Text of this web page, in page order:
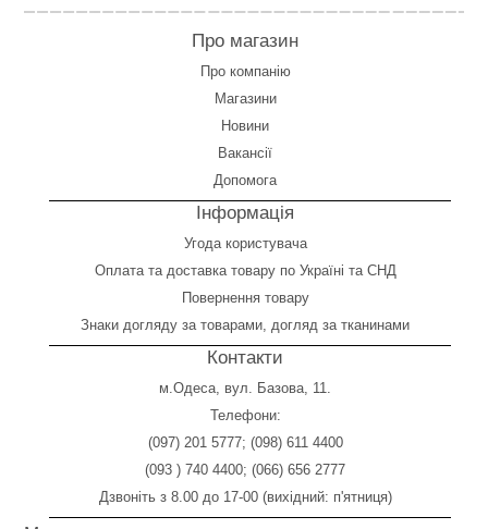
Про магазин
Про компанію
Магазини
Новини
Вакансії
Допомога
Інформація
Угода користувача
Оплата та доставка товару по Україні та СНД
Повернення товару
Знаки догляду за товарами, догляд за тканинами
Контакти
м.Одеса, вул. Базова, 11.
Телефони:
(097) 201 5777; (098) 611 4400
(093 ) 740 4400; (066) 656 2777
Дзвоніть з 8.00 до 17-00 (вихідний: п'ятниця)